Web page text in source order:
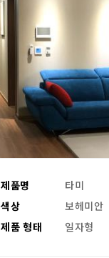
제품명
타미
색상
보헤미안
제품 형태
일자형